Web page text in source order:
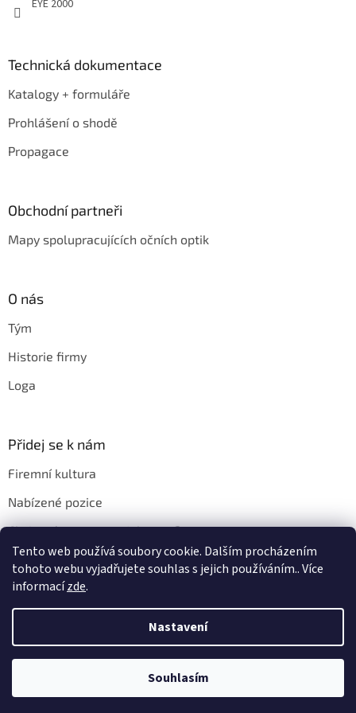
Tento web používá soubory cookie. Dalším procházením
tohoto webu vyjadřujete souhlas s jejich používáním.. Více
informacízde.
Nastavení
Souhlasím
EYE 2000
Technická dokumentace
Katalogy + formuláře
Prohlášení o shodě
Propagace
Obchodní partneři
Mapy spolupracujících očních optik
O nás
Tým
Historie firmy
Loga
Přidej se k nám
Firemní kultura
Nabízené pozice
Chci u vás pracovat. Jak na to?
Copyright 2026EYE 2000 s.r.o.. Všechna práva vyhrazena.
Upravit nastavení cookies